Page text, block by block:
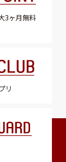
3ヶ月無料
リ